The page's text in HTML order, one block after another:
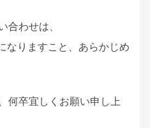
合わせは、
なりますこと、あらかじめ
何卒宜しくお願い申し上